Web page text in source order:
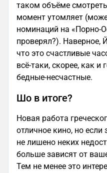
таком объёме
момент утомляет
номинаций на «Порно-
проверял?). Наверное,
что это счастливые
всё-таки, скорее, как и
бедные-несчастные.
Шо в итоге?
Новая работа
отличное кино, но
не лишено неких
больше зависят от
Тем не менее это